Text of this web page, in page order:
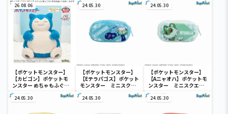
26.08.06
【ポケットモンスター】
【カビゴン】ポケットモ
ンスター めちゃもふぐっ
と ほっこりいやされぬい
ぐるみ～カビゴン～
24.05.30
【ポケットモンスター】
【Eテラパゴス】ポケット
モンスター ミニスクエ
アポーチ
24.05.30
【ポケットモンスター】
【Aニャオハ】ポケットモ
ンスター ミニスクエア
ポーチ
24.05.30 24.05.30 24.05.30